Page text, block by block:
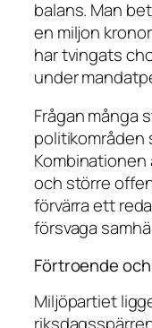
balans. Man
en miljon
har tvingats
under
Frågan många
politikområden
och större
förvärra ett
försvaga
Förtroende
Miljöpartiet